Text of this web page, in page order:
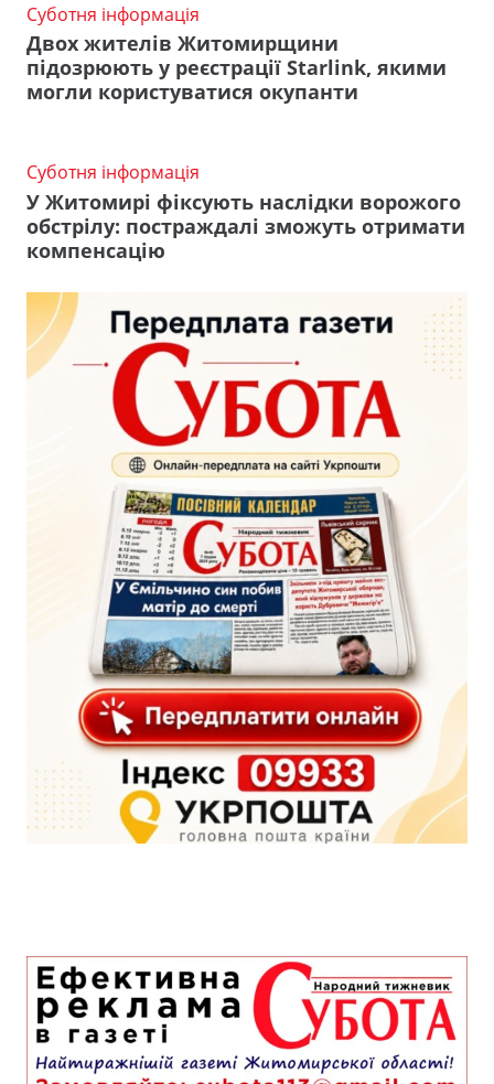
Суботня інформація
Двох жителів Житомирщини
підозрюють у реєстрації Starlink, якими
могли користуватися окупанти
Суботня інформація
У Житомирі фіксують наслідки ворожого
обстрілу: постраждалі зможуть отримати
компенсацію